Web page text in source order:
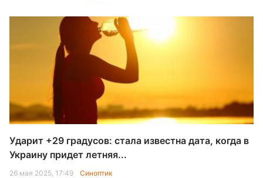
Ударит +29 градусов: стала известна дата, когда в
Украину придет летняя...
26 мая 2025, 17:49 Синоптик